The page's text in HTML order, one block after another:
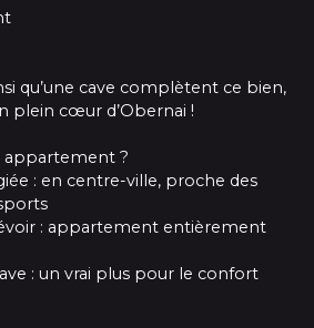
qu’une cave complètent ce bien,
plein cœur d’Obernai !
appartement ?
: en centre-ville, proche des
: appartement entièrement
: un vrai plus pour le confort